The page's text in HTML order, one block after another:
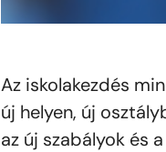
Az iskolakezdés
új helyen, új
az új szabályok és